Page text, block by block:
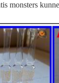
monsters